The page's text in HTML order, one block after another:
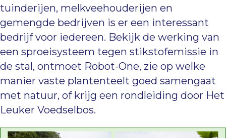
tuinderijen, melkveehouderijen en
gemengde bedrijven is er een interessant
bedrijf voor iedereen. Bekijk de werking van
een sproeisysteem tegen stikstofemissie in
de stal, ontmoet Robot-One, zie op welke
manier vaste plantenteelt goed samengaat
met natuur, of krijg een rondleiding door Het
Leuker Voedselbos.